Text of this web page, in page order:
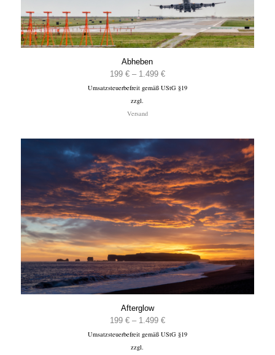
Abheben
199 € – 1.499 €Preisspanne:
199 €
Umsatzsteuerbefreit gemäß UStG §19
zzgl.
Versand
Afterglow
199 € – 1.499 €Preisspanne:
199 €
Umsatzsteuerbefreit gemäß UStG §19
zzgl.